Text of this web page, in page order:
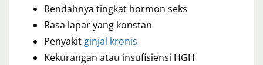
Rendahnya tingkat hormon seks
Rasa lapar yang konstan
Penyakit ginjal kronis
Kekurangan atau insufisiensi HGH